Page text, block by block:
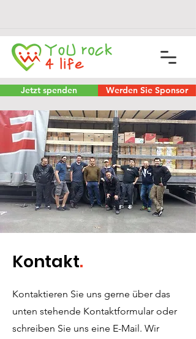
Jetzt spenden Werden Sie Sponsor
Kontakt.
Kontaktieren Sie uns gerne über das
unten stehende Kontaktformular oder
schreiben Sie uns eine E-Mail. Wir